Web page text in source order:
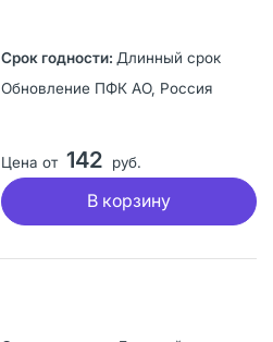
Длинный срок
Обновление ПФК АО, Россия
Цена от 142 руб.
В корзину